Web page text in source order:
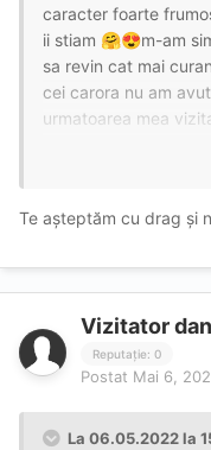
caracter foarte
ii stiam 🤗😍m-am
sa revin cat mai
cei carora nu am
urmatoarea mea
Te așteptăm cu drag și
Vizitator
Reputație: 0
Postat Mai 6,
La 06.05.2022 la